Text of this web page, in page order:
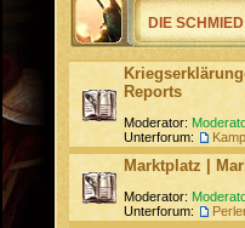
DIE
Reports
Moderator:
Unterforum:
Marktplatz |
Moderator:
Unterforum: